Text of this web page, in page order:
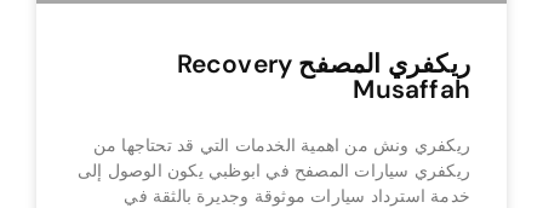
ريكفري المصفح Recovery
Musaffah
ريكفري ونش من اهمية الخدمات التي قد تحتاجها من
ريكفري سيارات المصفح في ابوظبي يكون الوصول إلى
خدمة استرداد سيارات موثوقة وجديرة بالثقة في